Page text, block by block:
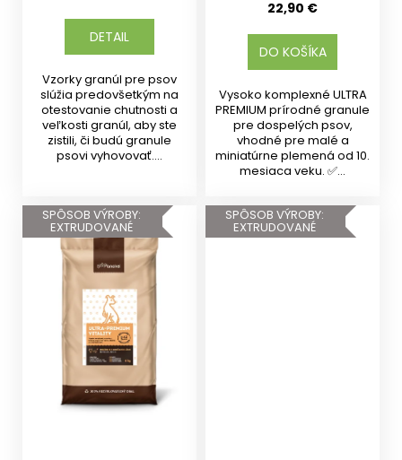
DETAIL
Vzorky granúl pre psov
slúžia predovšetkým na
otestovanie chutnosti a
veľkosti granúl, aby ste
zistili, či budú granule
psovi vyhovovať....
22,90 €
DO KOŠÍKA
Vysoko komplexné ULTRA
PREMIUM prírodné granule
pre dospelých psov,
vhodné pre malé a
miniatúrne plemená od 10.
mesiaca veku. ✅...
SPÔSOB VÝROBY:
EXTRUDOVANÉ
SPÔSOB VÝROBY:
EXTRUDOVANÉ